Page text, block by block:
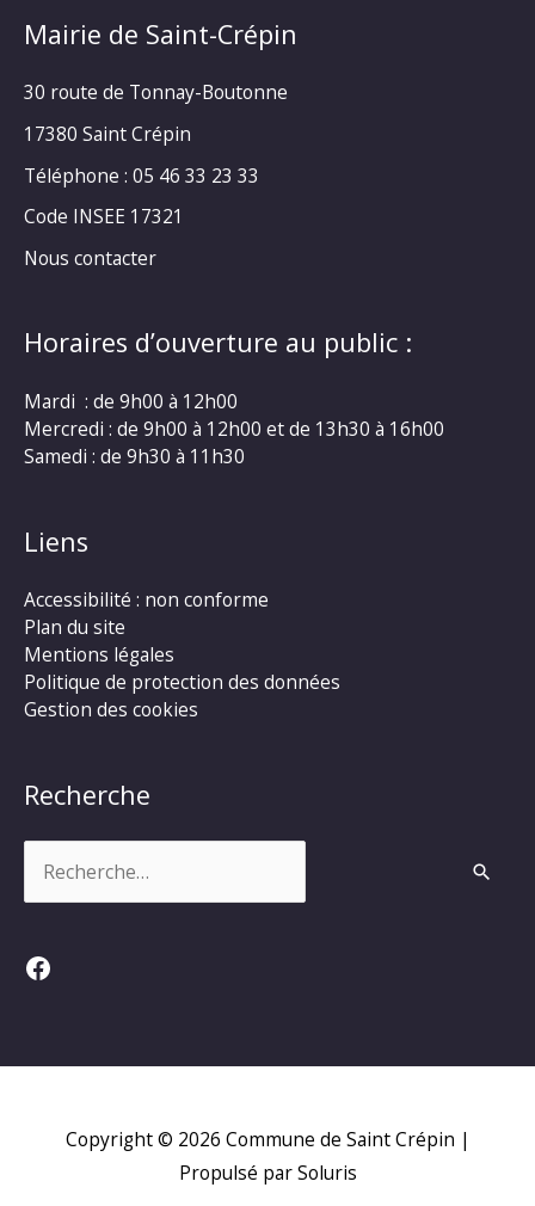
Mairie de Saint-Crépin
30 route de Tonnay-Boutonne
17380 Saint Crépin
Téléphone : 05 46 33 23 33
Code INSEE 17321
Nous contacter
Horaires d’ouverture au public :
Mardi : de 9h00 à 12h00
Mercredi : de 9h00 à 12h00 et de 13h30 à 16h00
Samedi : de 9h30 à 11h30
Liens
Accessibilité : non conforme
Plan du site
Mentions légales
Politique de protection des données
Gestion des cookies
Recherche
Facebook
Copyright © 2026 Commune de Saint Crépin |
Propulsé par Soluris